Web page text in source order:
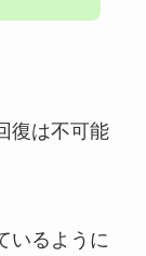
復は不可能
いるように